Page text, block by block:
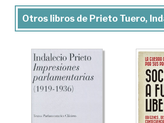
Otros libros de Prieto Tuero,